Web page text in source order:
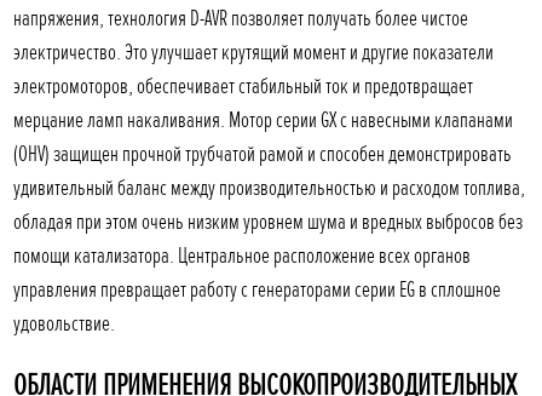
напряжения, технология D-AVR позволяет получать более чистое
электричество. Это улучшает крутящий момент и другие показатели
электромоторов, обеспечивает стабильный ток и предотвращает
мерцание ламп накаливания. Мотор серии GX с навесными клапанами
(OHV) защищен прочной трубчатой рамой и способен демонстрировать
удивительный баланс между производительностью и расходом топлива,
обладая при этом очень низким уровнем шума и вредных выбросов без
помощи катализатора. Центральное расположение всех органов
управления превращает работу с генераторами серии EG в сплошное
удовольствие.
ОБЛАСТИ ПРИМЕНЕНИЯ ВЫСОКОПРОИЗВОДИТЕЛЬНЫХ